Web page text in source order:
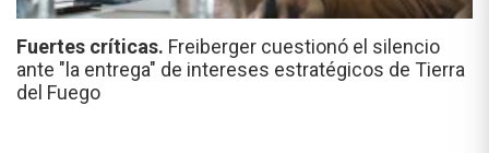
Fuertes críticas. Freiberger cuestionó el silencio
ante "la entrega" de intereses estratégicos de Tierra
del Fuego